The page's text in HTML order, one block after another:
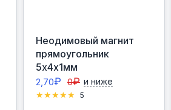
Неодимовый магнит
прямоугольник
5х4х1мм
2,70₽ 0₽ и ниже
5